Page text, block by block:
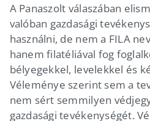
A Panaszolt válaszában
valóban gazdasági
használni, de nem a FILA
hanem filatéliával fog
bélyegekkel, levelekkel és
Véleménye szerint sem a
nem sért semmilyen
gazdasági tevékenységét.